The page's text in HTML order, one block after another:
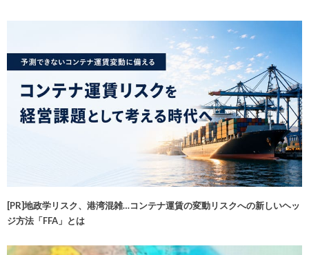
[PR]地政学リスク、港湾混雑…コンテナ運賃の変動リスクへの新しいヘッ
ジ方法「FFA」とは